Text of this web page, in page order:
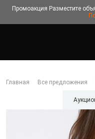
Промоакция Разместите
Главная Все предложения